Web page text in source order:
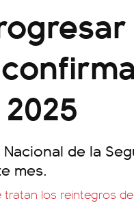
de la
mes.
los reintegros